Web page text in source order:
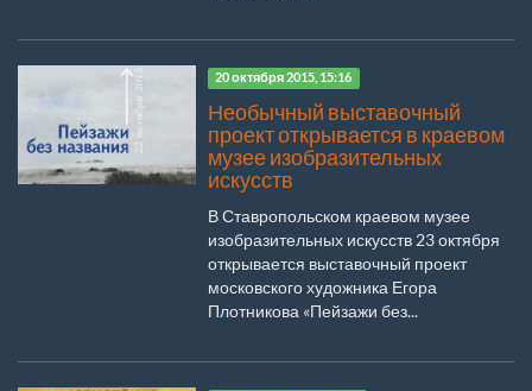
20 октября 2015, 15:16
Необычный выставочный
проект открывается в краевом
музее изобразительных
искусств
В Ставропольском краевом музее
изобразительных искусств 23 октября
открывается выставочный проект
московского художника Егора
Плотникова «Пейзажи без...